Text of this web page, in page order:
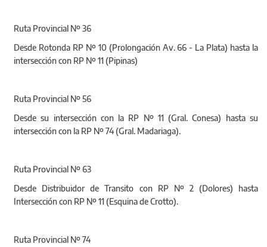
Ruta Provincial Nº 36
Desde Rotonda RP Nº 10 (Prolongación Av. 66 - La Plata) hasta la
intersección con RP Nº 11 (Pipinas)
Ruta Provincial Nº 56
Desde su intersección con la RP Nº 11 (Gral. Conesa) hasta su
intersección con la RP Nº 74 (Gral. Madariaga).
Ruta Provincial Nº 63
Desde Distribuidor de Transito con RP Nº 2 (Dolores) hasta
Intersección con RP Nº 11 (Esquina de Crotto).
Ruta Provincial Nº 74